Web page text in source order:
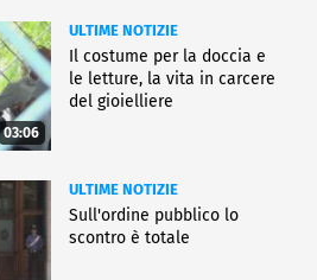
03:06
ULTIME NOTIZIE
Il costume per la doccia e
le letture, la vita in carcere
del gioielliere
ULTIME NOTIZIE
Sull'ordine pubblico lo
scontro è totale